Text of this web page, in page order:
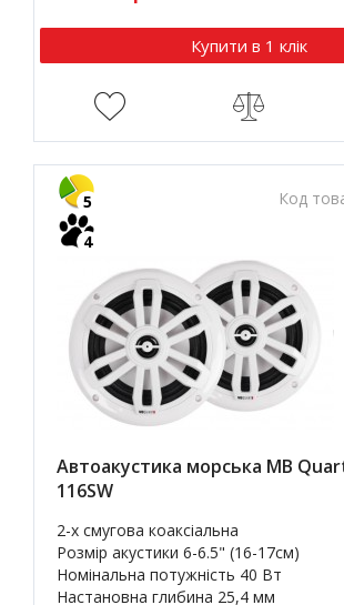
Купити в 1 клік
Код
5
4
Автоакустика морська MB
116SW
2-х смугова коаксіальна
Розмір акустики 6-6.5" (16-17см)
Номінальна потужність 40 Вт
Настановна глибина 25,4 мм